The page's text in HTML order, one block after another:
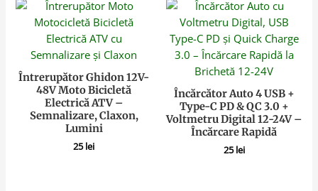
Întrerupător Ghidon 12V-
48V Moto Bicicletă
Electrică ATV –
Semnalizare, Claxon,
Lumini
25lei
Încărcător Auto 4 USB +
Type-C PD & QC 3.0 +
Voltmetru Digital 12-24V –
Încărcare Rapidă
25lei